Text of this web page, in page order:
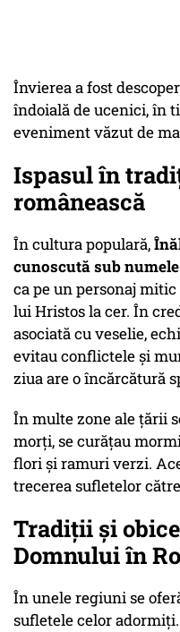
Învierea a fost
îndoială de ucenici, în
eveniment văzut de
Ispasul în
românească
În cultura populară,
cunoscută sub
ca pe un personaj
lui Hristos la cer. În
asociată cu veselie,
evitau conflictele și
ziua are o încărcătură
În multe zone ale țării
morți, se curățau
flori și ramuri verzi.
trecerea sufletelor
Tradiții și
Domnului în
În unele regiuni se
sufletele celor